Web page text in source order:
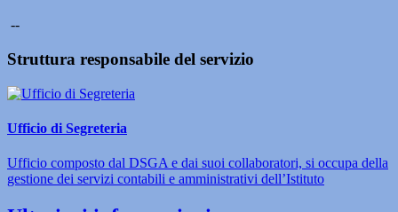
--
Struttura responsabile del servizio
Ufficio di Segreteria
Ufficio composto dal DSGA e dai suoi collaboratori, si occupa della
gestione dei servizi contabili e amministrativi dell’Istituto